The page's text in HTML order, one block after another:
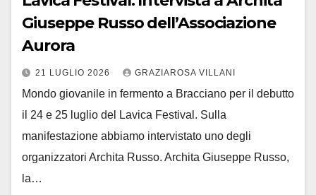
Giuseppe Russo dell’Associazione
Aurora
21 LUGLIO 2026 GRAZIAROSA VILLANI
Mondo giovanile in fermento a Bracciano per il debutto
il 24 e 25 luglio del Lavica Festival. Sulla
manifestazione abbiamo intervistato uno degli
organizzatori Archita Russo. Archita Giuseppe Russo,
la…